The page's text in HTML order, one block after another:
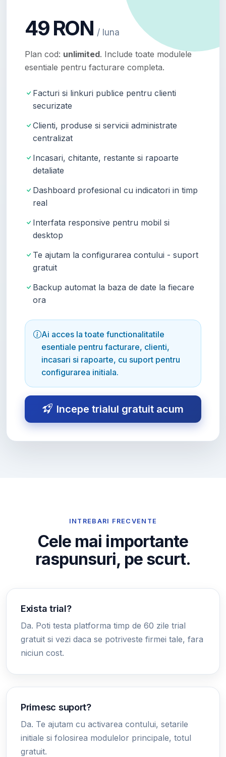
49 RON / luna
Plan cod: unlimited. Include toate modulele
esentiale pentru facturare completa.
Facturi si linkuri publice pentru clienti
securizate
Clienti, produse si servicii administrate
centralizat
Incasari, chitante, restante si rapoarte
detaliate
Dashboard profesional cu indicatori in timp
real
Interfata responsive pentru mobil si
desktop
Te ajutam la configurarea contului - suport
gratuit
Backup automat la baza de date la fiecare
ora
Ai acces la toate functionalitatile
esentiale pentru facturare, clienti,
incasari si rapoarte, cu suport pentru
configurarea initiala.
Incepe trialul gratuit acum
INTREBARI FRECVENTE
Cele mai importante
raspunsuri, pe scurt.
Exista trial?
Da. Poti testa platforma timp de 60 zile trial
gratuit si vezi daca se potriveste firmei tale, fara
niciun cost.
Primesc suport?
Da. Te ajutam cu activarea contului, setarile
initiale si folosirea modulelor principale, totul
gratuit.